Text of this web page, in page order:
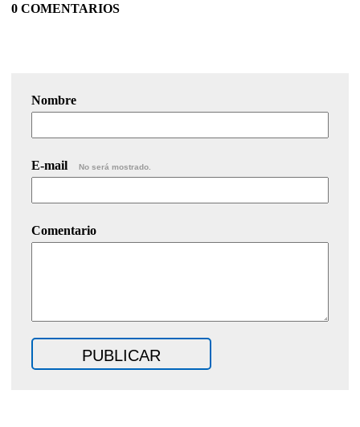
0 COMENTARIOS
Nombre
E-mail No será mostrado.
Comentario